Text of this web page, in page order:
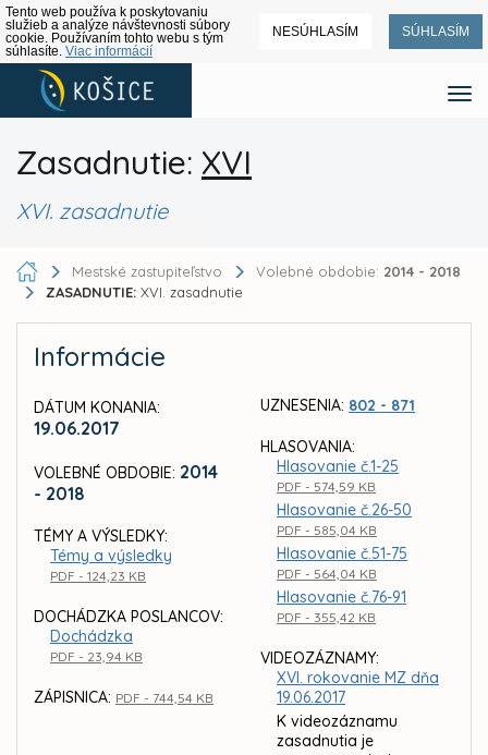
Tento web používa k poskytovaniu
služieb a analýze návštevnosti súbory
cookie. Používaním tohto webu s tým
súhlasíte. Viac informácií
NESÚHLASÍM SÚHLASÍM
Zasadnutie: XVI
XVI. zasadnutie
Mestské zastupiteľstvo Volebné obdobie: 2014 - 2018
ZASADNUTIE: XVI. zasadnutie
Informácie
DÁTUM KONANIA:
19.06.2017
VOLEBNÉ OBDOBIE: 2014
- 2018
TÉMY A VÝSLEDKY:
Témy a výsledky
PDF - 124,23 KB
DOCHÁDZKA POSLANCOV:
Dochádzka
PDF - 23,94 KB
ZÁPISNICA: PDF - 744,54 KB
UZNESENIA: 802 - 871
HLASOVANIA:
Hlasovanie č.1-25
PDF - 574,59 KB
Hlasovanie č.26-50
PDF - 585,04 KB
Hlasovanie č.51-75
PDF - 564,04 KB
Hlasovanie č.76-91
PDF - 355,42 KB
VIDEOZÁZNAMY:
XVI. rokovanie MZ dňa
19.06.2017
K videozáznamu
zasadnutia je